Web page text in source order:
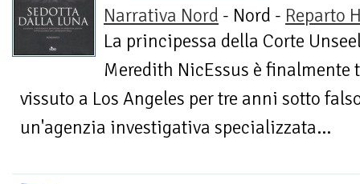
Narrativa Nord - Nord - Reparto
La principessa della Corte
Meredith NicEssus è finalmente
vissuto a Los Angeles per tre anni sotto
un'agenzia investigativa specializzata...